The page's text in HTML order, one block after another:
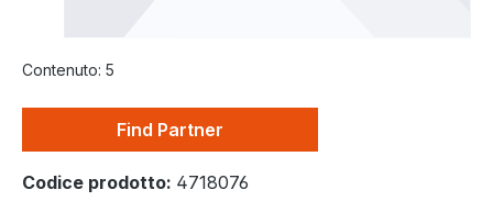
Contenuto: 5
Find Partner
Codice prodotto: 4718076